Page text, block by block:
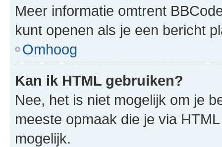
Meer informatie omtrent
kunt openen als je een bericht
Omhoog
Kan ik HTML gebruiken?
Nee, het is niet mogelijk om je
meeste opmaak die je via
mogelijk.